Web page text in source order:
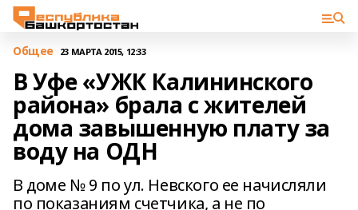
Общее 23 МАРТА 2015, 12:33
В Уфе «УЖК Калининского
района» брала с жителей
дома завышенную плату за
воду на ОДН
В доме № 9 по ул. Невского ее начисляли
по показаниям счетчика, а не по